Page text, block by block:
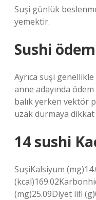
Suşi günlük
yemektir.
Sushi
Ayrıca suşi
anne adayında
balık yerken vektör
uzak durmaya
14 sushi
SuşiKalsiyum
(mg)25.09Diyet lifi